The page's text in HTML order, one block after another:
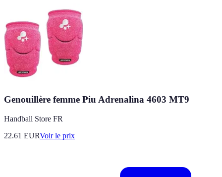
Genouillère femme Piu Adrenalina 4603 MT9
Handball Store FR
22.61 EURVoir le prix